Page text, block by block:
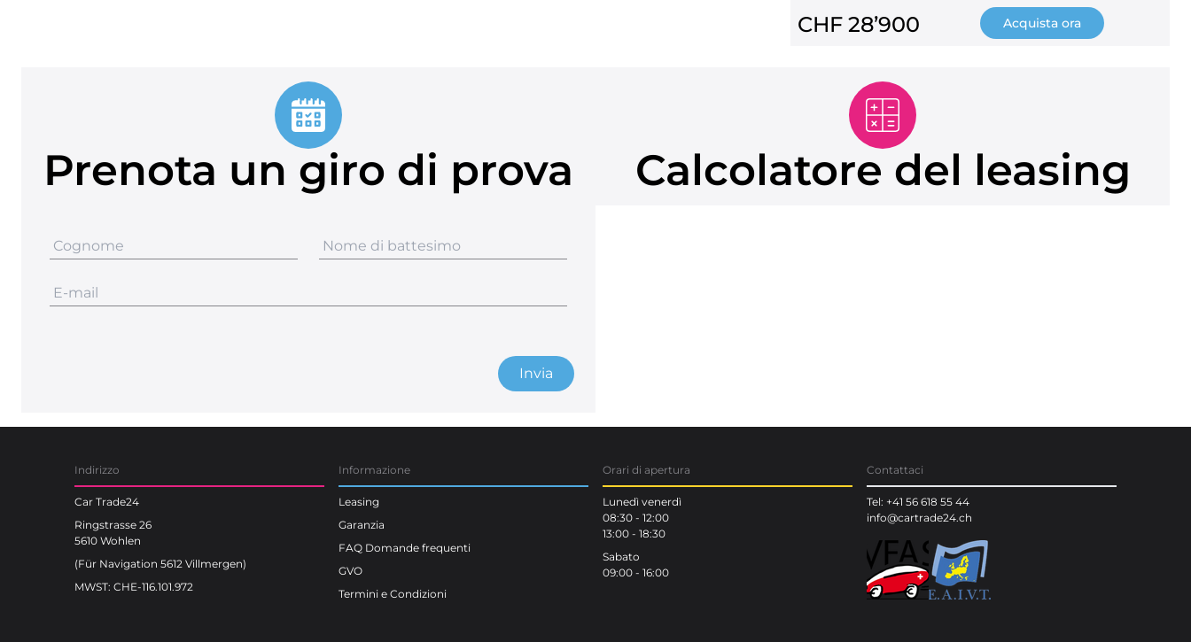
CHF 28’900 Acquista ora
Prenota un giro di prova
Invia
Calcolatore del leasing
Indirizzo
Car Trade24
Ringstrasse 26
5610 Wohlen
(Für Navigation 5612 Villmergen)
MWST: CHE-116.101.972
Informazione
Leasing
Garanzia
FAQ Domande frequenti
GVO
Termini e Condizioni
Orari di apertura
Lunedì venerdì
08:30 - 12:00
13:00 - 18:30
Sabato
09:00 - 16:00
Contattaci
Tel: +41 56 618 55 44
info@cartrade24.ch